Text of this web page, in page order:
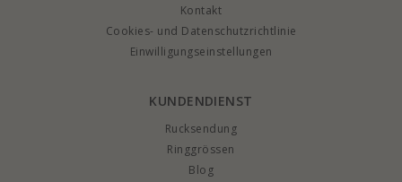
Kontakt
Cookies- und Datenschutzrichtlinie
Einwilligungseinstellungen
KUNDENDIENST
Rucksendung
Ringgrössen
Blog